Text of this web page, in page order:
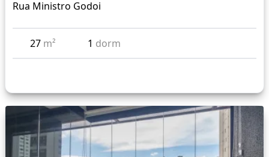
Rua Ministro Godoi
27 m² 1 dorm